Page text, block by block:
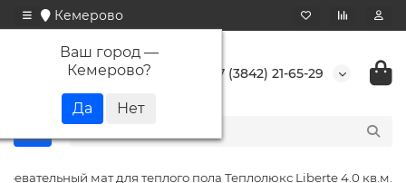
Кемерово
Ваш город —
Кемерово? +7 (3842) 21-65-29
мат для теплого пола Теплолюкс Liberte 4.0 кв.м.